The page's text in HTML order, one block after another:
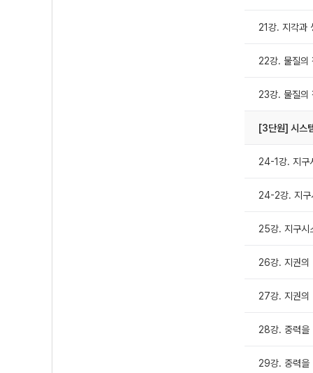
21강. 지각과
22강. 물질의
23강. 물질의
[3단원] 시스
24-1강. 지구
24-2강. 지구
25강. 지구시
26강. 지권의
27강. 지권의
28강. 중력을
29강. 중력을